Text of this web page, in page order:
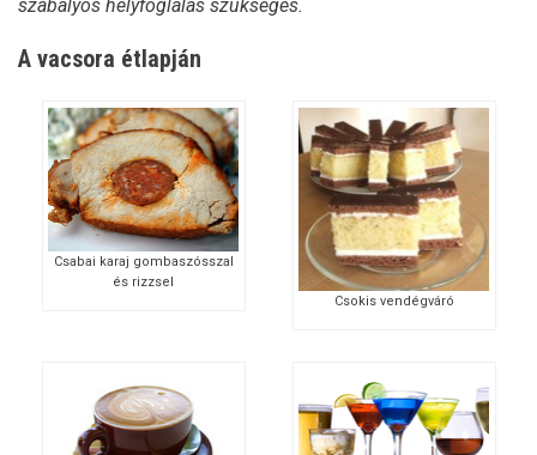
szabályos helyfoglalás szükséges.
A vacsora étlapján
Csabai karaj gombaszósszal
és rizzsel
Csokis vendégváró